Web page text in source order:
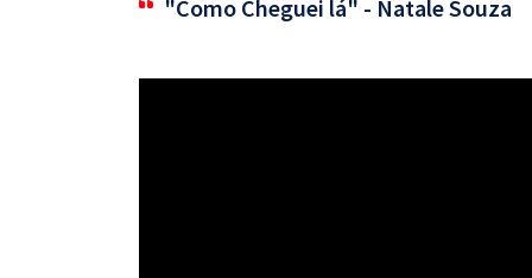
"Como Cheguei lá" - Natale Souza